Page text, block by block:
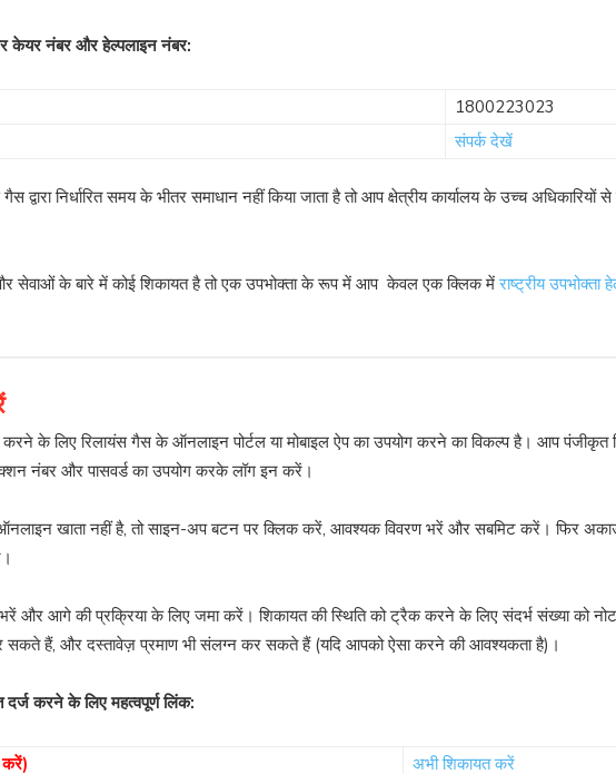
केयर नंबर और हेल्पलाइन नंबर:
1800223023
संपर्क देखें
द्वारा निर्धारित समय के भीतर समाधान नहीं किया जाता है तो आप क्षेत्रीय कार्यालय के उच्च
सेवाओं के बारे में कोई शिकायत है तो एक उपभोक्ता के रूप में आप केवल एक क्लिक मेंराष्ट्रीय उपभोक्ता
के लिए रिलायंस गैस के ऑनलाइन पोर्टल या मोबाइल ऐप का उपयोग करने का विकल्प है। आप
नंबर और पासवर्ड का उपयोग करके लॉग इन करें।
खाता नहीं है, तो साइन-अप बटन पर क्लिक करें, आवश्यक विवरण भरें और सबमिट करें। फिर
और आगे की प्रक्रिया के लिए जमा करें। शिकायत की स्थिति को ट्रैक करने के लिए संदर्भ संख्या को
सकते हैं, और दस्तावेज़ प्रमाण भी संलग्न कर सकते हैं (यदि आपको ऐसा करने की आवश्यकता है)।
करने के लिए महत्वपूर्ण लिंक:
करें)
अभी शिकायत करें